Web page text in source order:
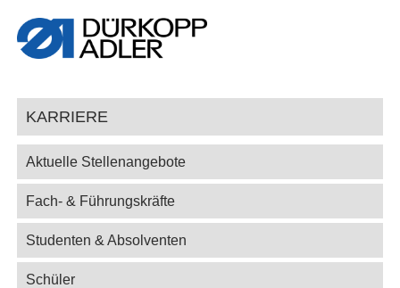
KARRIERE
Aktuelle Stellenangebote
Fach- & Führungskräfte
Studenten & Absolventen
Schüler